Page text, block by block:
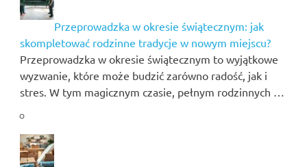
Przeprowadzka w okresie świątecznym: jak
skompletować rodzinne tradycje w nowym miejscu?
Przeprowadzka w okresie świątecznym to wyjątkowe
wyzwanie, które może budzić zarówno radość, jak i
stres. W tym magicznym czasie, pełnym rodzinnych …